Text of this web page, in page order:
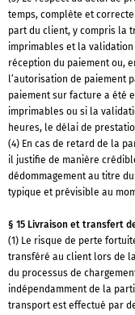
temps, complète et
part du client, y compris la
imprimables et la
réception du paiement ou,
l’autorisation de paiement
paiement sur facture a été
imprimables ou si la
heures, le délai de
(4) En cas de retard de la
il justifie de manière
dédommagement au titre
typique et prévisible au
§ 15 Livraison et transfert
(1) Le risque de perte
transféré au client lors de
du processus de
indépendamment de la
transport est effectué par